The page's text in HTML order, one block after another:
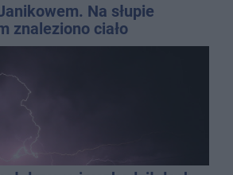
Na słupie
znaleziono ciało